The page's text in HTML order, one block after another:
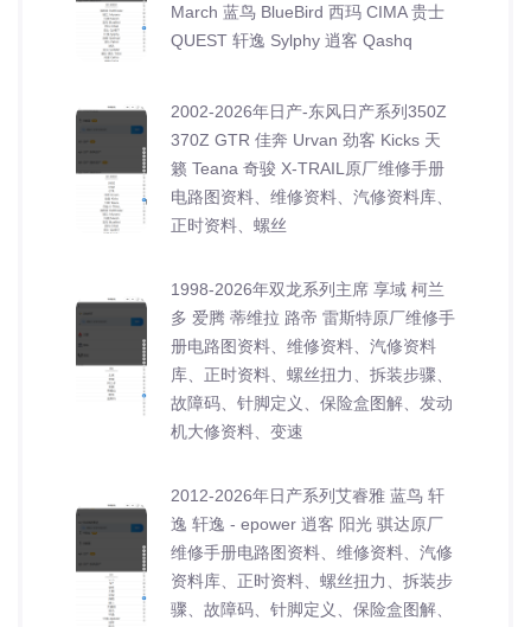
March 蓝鸟 BlueBird 西玛 CIMA 贵士
QUEST 轩逸 Sylphy 逍客 Qashq
2002-2026年日产-东风日产系列350Z
370Z GTR 佳奔 Urvan 劲客 Kicks 天
籁 Teana 奇骏 X-TRAIL原厂维修手册
电路图资料、维修资料、汽修资料库、
正时资料、螺丝
1998-2026年双龙系列主席 享域 柯兰
多 爱腾 蒂维拉 路帝 雷斯特原厂维修手
册电路图资料、维修资料、汽修资料
库、正时资料、螺丝扭力、拆装步骤、
故障码、针脚定义、保险盒图解、发动
机大修资料、变速
2012-2026年日产系列艾睿雅 蓝鸟 轩
逸 轩逸 - epower 逍客 阳光 骐达原厂
维修手册电路图资料、维修资料、汽修
资料库、正时资料、螺丝扭力、拆装步
骤、故障码、针脚定义、保险盒图解、